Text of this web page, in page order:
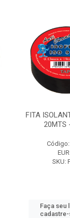
FITA
20MTS
SKU:
Faça seu